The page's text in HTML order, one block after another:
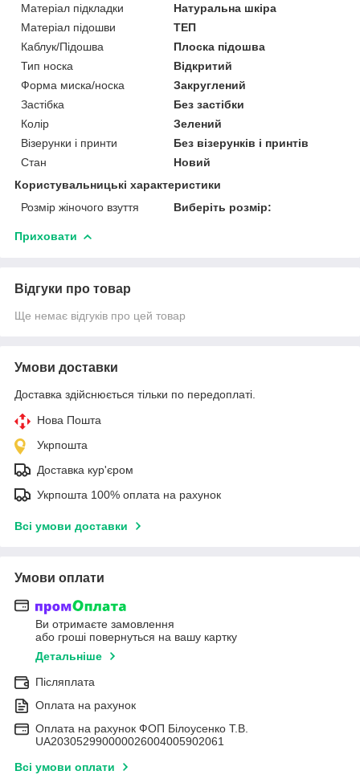
Матеріал підкладки
Натуральна шкіра
Матеріал підошви
ТЕП
Каблук/Підошва
Плоска підошва
Тип носка
Відкритий
Форма миска/носка
Закруглений
Застібка
Без застібки
Колір
Зелений
Візерунки і принти
Без візерунків і принтів
Стан
Новий
Користувальницькі характеристики
Розмір жіночого взуття
Виберіть розмір:
Приховати
Відгуки про товар
Ще немає відгуків про цей товар
Умови доставки
Доставка здійснюється тільки по передоплаті.
Нова Пошта
Укрпошта
Доставка кур'єром
Укрпошта 100% оплата на рахунок
Всі умови доставки
Умови оплати
Ви отримаєте замовлення
або гроші повернуться на вашу картку
Детальніше
Післяплата
Оплата на рахунок
Оплата на рахунок ФОП Білоусенко Т.В.
UA203052990000026004005902061
Всі умови оплати